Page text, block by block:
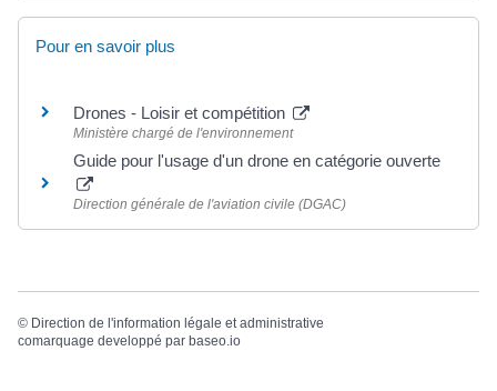
Pour en savoir plus
Drones - Loisir et compétition
Ministère chargé de l'environnement
Guide pour l'usage d'un drone en catégorie ouverte
Direction générale de l'aviation civile (DGAC)
© Direction de l'information légale et administrative
comarquage developpé par baseo.io